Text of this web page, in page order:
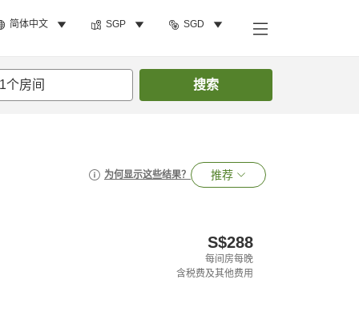
简体中文 SGP SGD
1个房间 搜索
为何显示这些结果？ 推荐
S$288
每间房每晚
含税费及其他费用